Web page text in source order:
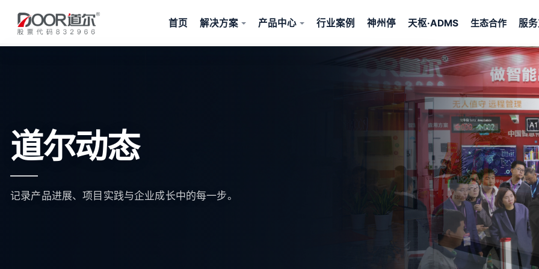
首页 解决方案 产品中心 行业案例 神州停 天枢·ADMS 服
道尔动态
记录产品进展、项目实践与企业成长中的每一步。